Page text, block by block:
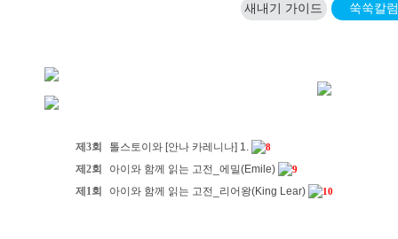
새내기 가이드 쑥쑥칼럼
제3회 톨스토이와 [안나 카레니나] 1. 8
제2회 아이와 함께 읽는 고전_에밀(Emile) 9
제1회 아이와 함께 읽는 고전_리어왕(King Lear) 10